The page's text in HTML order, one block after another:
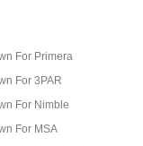
For Primera
For 3PAR
For Nimble
For MSA